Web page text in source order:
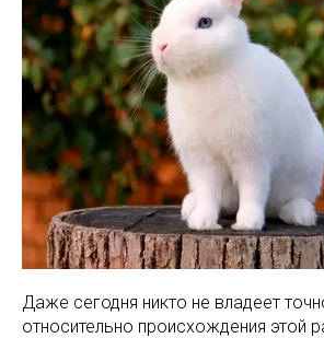
Даже сегодня никто не владеет
относительно происхождения этой